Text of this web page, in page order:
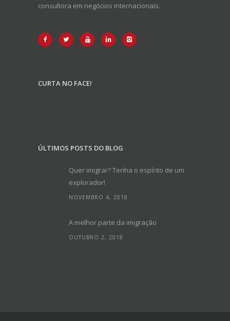
consultora em negócios internacionais.
CURTA NO FACE!
ÚLTIMOS POSTS DO BLOG
Quer imigrar? Tenha o espírito de um
explorador!
NOVEMBRO 4, 2018
A melhor parte da imigração
OUTUBRO 2, 2018